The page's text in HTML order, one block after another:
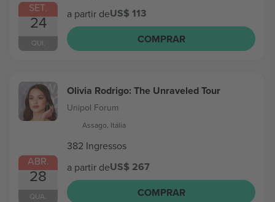
SET.
24
QUI.
a partir deUS$ 113
COMPRAR
ABR.
28
QUA.
Olivia Rodrigo: The Unraveled Tour
Unipol Forum
Assago, Itália
382 Ingressos
a partir deUS$ 267
COMPRAR